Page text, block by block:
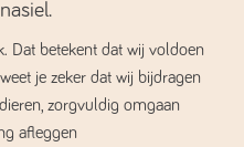
Dat betekent dat wij voldoen
je zeker dat wij bijdragen
zorgvuldig omgaan
afleggen